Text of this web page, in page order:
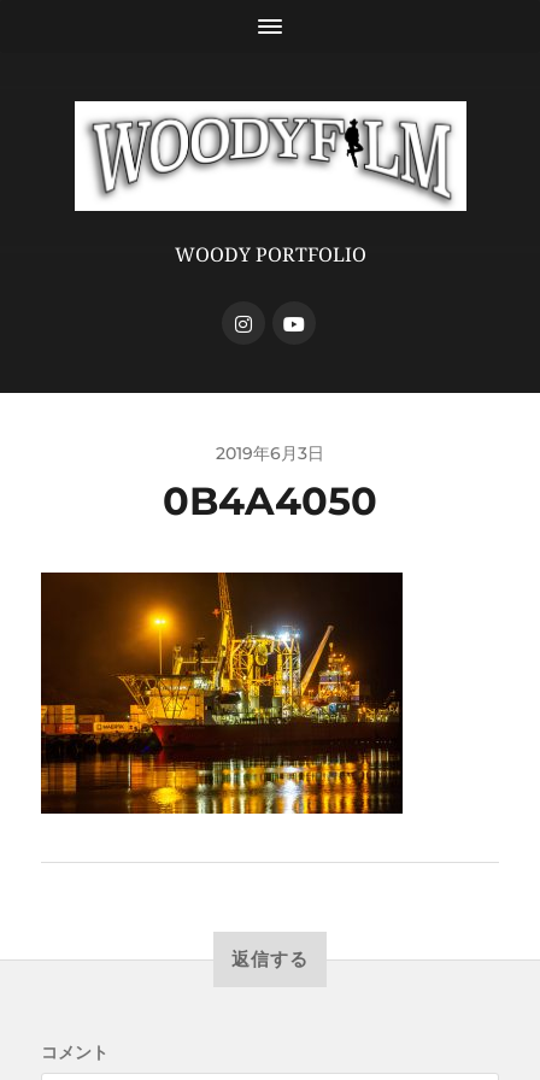
WOODY PORTFOLIO
2019年6月3日
0B4A4050
返信する
コメント